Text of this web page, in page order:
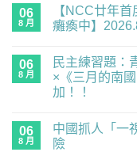
06
8 月
【NCC廿年
癱瘓中】
廿
首
度
員，
經
民
留
言
06
8 月
民主練習題：
×《三月的南
加！！
主
練
習
留
言
06
8 月
中國抓人「一
險